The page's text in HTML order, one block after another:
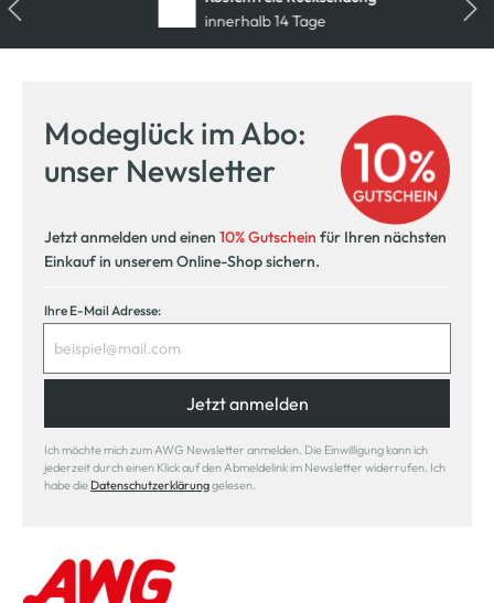
innerhalb 14 Tage
Modeglück im Abo:
unser Newsletter
Jetzt anmelden und einen 10% Gutschein für Ihren nächsten
Einkauf in unserem Online-Shop sichern.
Ihre E-Mail Adresse:
Jetzt anmelden
Ich möchte mich zum AWG Newsletter anmelden. Die Einwilligung kann ich
jederzeit durch einen Klick auf den Abmeldelink im Newsletter widerrufen. Ich
habe die Datenschutzerklärunggelesen.